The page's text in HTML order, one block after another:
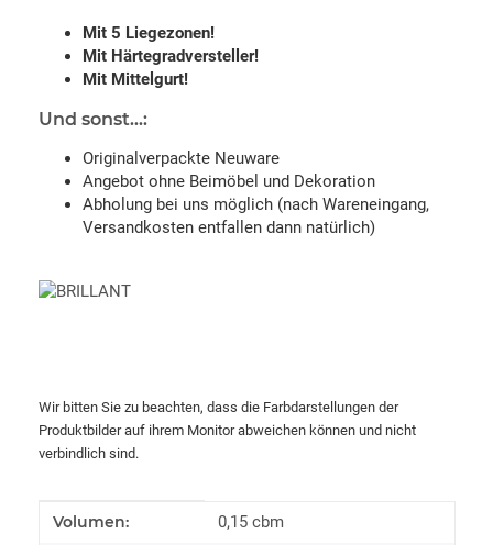
Mit 5 Liegezonen!
Mit Härtegradversteller!
Mit Mittelgurt!
Und sonst...:
Originalverpackte Neuware
Angebot ohne Beimöbel und Dekoration
Abholung bei uns möglich (nach Wareneingang,
Versandkosten entfallen dann natürlich)
Wir bitten Sie zu beachten, dass die Farbdarstellungen der
Produktbilder auf ihrem Monitor abweichen können und nicht
verbindlich sind.
Produkteigenschaft
Wert
Volumen: 0,15 cbm